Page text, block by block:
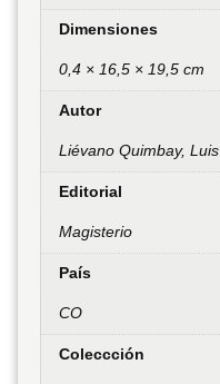
Dimensiones
0,4 × 16,5 × 19,5 cm
Autor
Liévano Quimbay, Luis
Editorial
Magisterio
País
CO
Coleccción